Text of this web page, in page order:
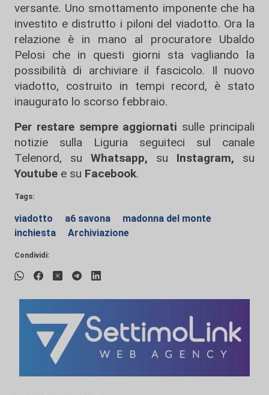
versante. Uno smottamento imponente che ha
investito e distrutto i piloni del viadotto. Ora la
relazione è in mano al procuratore Ubaldo
Pelosi che in questi giorni sta vagliando la
possibilità di archiviare il fascicolo. Il nuovo
viadotto, costruito in tempi record, è stato
inaugurato lo scorso febbraio.
Per restare sempre aggiornati sulle principali
notizie sulla Liguria seguiteci sul canale
Telenord, su
Whatsapp, su Instagram, su
Youtube e su Facebook.
Tags:
viadotto a6 savona
madonna del monte
inchiesta
Archiviazione
Condividi: